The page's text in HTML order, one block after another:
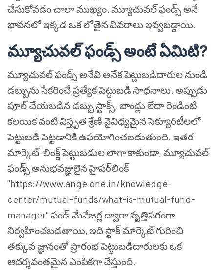
చేసుకోవడం చాలా ముఖ్యం. మ్యూచువల్ ఫండ్స్ అనే
భావనలో ఇక్కడ ఒక లోతైన వివరాలు ఇవ్వబడ్డాయి.
మ్యూచువల్ ఫండ్స్ అంటే ఏమిటి?
మ్యూచువల్ ఫండ్స్ అనేవి అనేక పెట్టుబడిదారుల నుండి
డబ్బును సేకరించే ప్రత్యేక పెట్టుబడి సాధనాలు. అప్పుడు
పూల్ చేయబడిన డబ్బు స్టాక్స్, బాండ్లు లేదా రెండింటి
కలయిక వంటి విస్తృత శ్రేణి వైవిధ్యమైన సెక్యూరిటీలలో
పెట్టుబడి పెట్టడానికి ఉపయోగించబడుతుంది. ఇతర
మార్కెట్-లింక్డ్ పెట్టుబడుల లాగా కాకుండా, మ్యూచువల్
ఫండ్స్ అనుభవజ్ఞులైన హైపర్‌లింక్
"https://www.angelone.in/knowledge-
center/mutual-funds/what-is-mutual-fund-
manager" ఫండ్ మేనేజర్ల ద్వారా వృత్తిపరంగా
నిర్వహించబడతాయి, ఇది స్టాక్ మార్కెట్ గురించి
తక్కువ జ్ఞానంతో ప్రారంభ పెట్టుబడిదారులకు ఒక
ఆదర్శవంతమైన ఎంపికగా చేస్తుంది.